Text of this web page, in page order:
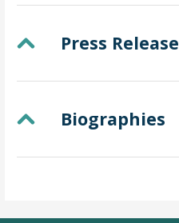
Press Release
Biographies